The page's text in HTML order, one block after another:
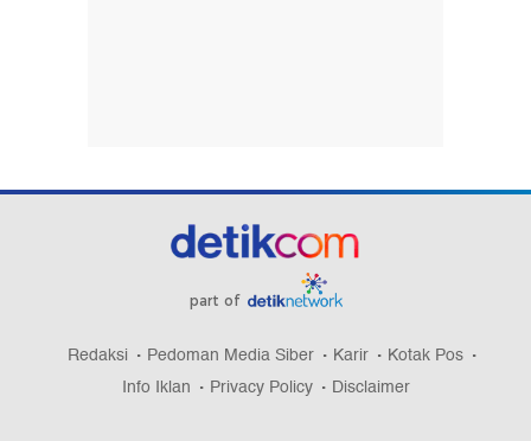
part of
Redaksi Pedoman Media Siber Karir
Kotak Pos
Info Iklan
Privacy Policy Disclaimer